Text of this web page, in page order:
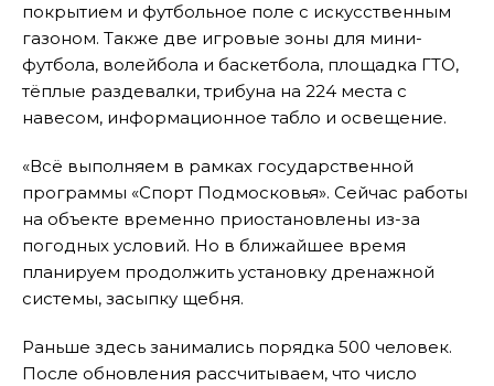
покрытием и футбольное поле с искусственным
газоном. Также две игровые зоны для мини-
футбола, волейбола и баскетбола, площадка ГТО,
тёплые раздевалки, трибуна на 224 места с
навесом, информационное табло и освещение.
«Всë выполняем в рамках государственной
программы «Спорт Подмосковья». Сейчас работы
на объекте временно приостановлены из-за
погодных условий. Но в ближайшее время
планируем продолжить установку дренажной
системы, засыпку щебня.
Раньше здесь занимались порядка 500 человек.
После обновления рассчитываем, что число